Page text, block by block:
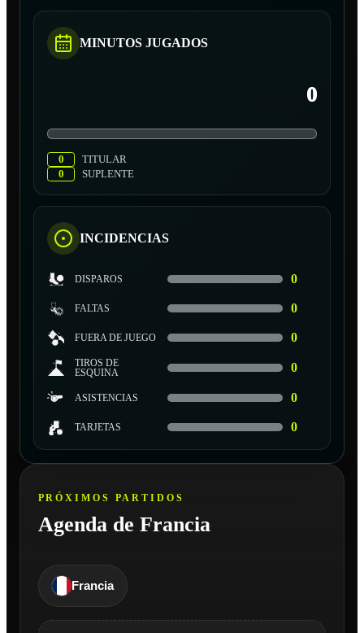
MINUTOS JUGADOS
0
0
TITULAR
0
SUPLENTE
INCIDENCIAS
DISPAROS 0
FALTAS 0
FUERA DE JUEGO 0
TIROS DE
ESQUINA
0
ASISTENCIAS 0
TARJETAS 0
PRÓXIMOS PARTIDOS
Agenda de Francia
Francia